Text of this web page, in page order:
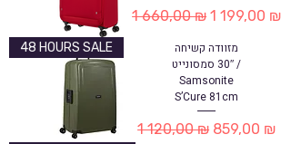
Обычная цена
1 660,00 ₪ Цена со
1 199,00 ₪
48 HOURS SALE
מזוודה קשיחה
30″ סמסונייט /
Samsonite
S’Cure 81cm
Обычная цена
1 120,00 ₪ Цена со
859,00 ₪